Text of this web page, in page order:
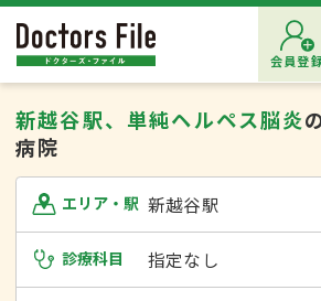
会員登
新越谷駅、単純ヘルペス脳炎
病院
エリア・駅 新越谷駅
診療科目 指定なし